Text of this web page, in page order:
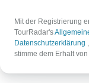
Ab€3.219
Von Samstag
29 Aug,
Mit der Registrierung
TourRadar's
Datenschutzerklärung
stimme dem Erhalt